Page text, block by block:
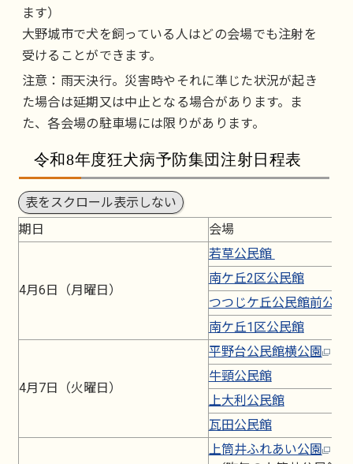
ます）
大野城市で犬を飼っている人はどの会場でも注射を
受けることができます。
注意：雨天決行。災害時やそれに準じた状況が起き
た場合は延期又は中止となる場合があります。ま
た、各会場の駐車場には限りがあります。
令和8年度狂犬病予防集団注射日程表
表をスクロール表示しない
期日
会場
4月6日（月曜日）
若草公民館
南ケ丘2区公民館
つつじケ丘公民館前公園
南ケ丘1区公民館
4月7日（火曜日）
平野台公民館横公園
牛頸公民館
上大利公民館
瓦田公民館
上筒井ふれあい公園